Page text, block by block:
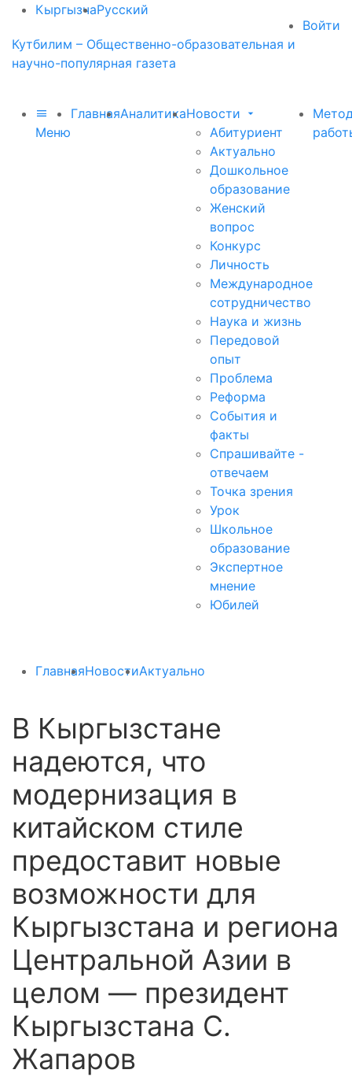
КыргызчаРусский
Войти
Кутбилим – Общественно-образовательная и
научно-популярная газета
Меню
ГлавнаяАналитикаНовости
Абитуриент
Актуально
Дошкольное
образование
Женский
вопрос
Конкурс
Личность
Международное
сотрудничество
Наука и жизнь
Передовой
опыт
Проблема
Реформа
События и
факты
Спрашивайте -
отвечаем
Точка зрения
Урок
Школьное
образование
Экспертное
мнение
Юбилей
ГлавнаяНовостиАктуально
В Кыргызстане
надеются, что
модернизация в
китайском стиле
предоставит новые
возможности для
Кыргызстана и региона
Центральной Азии в
целом — президент
Кыргызстана С.
Жапаров